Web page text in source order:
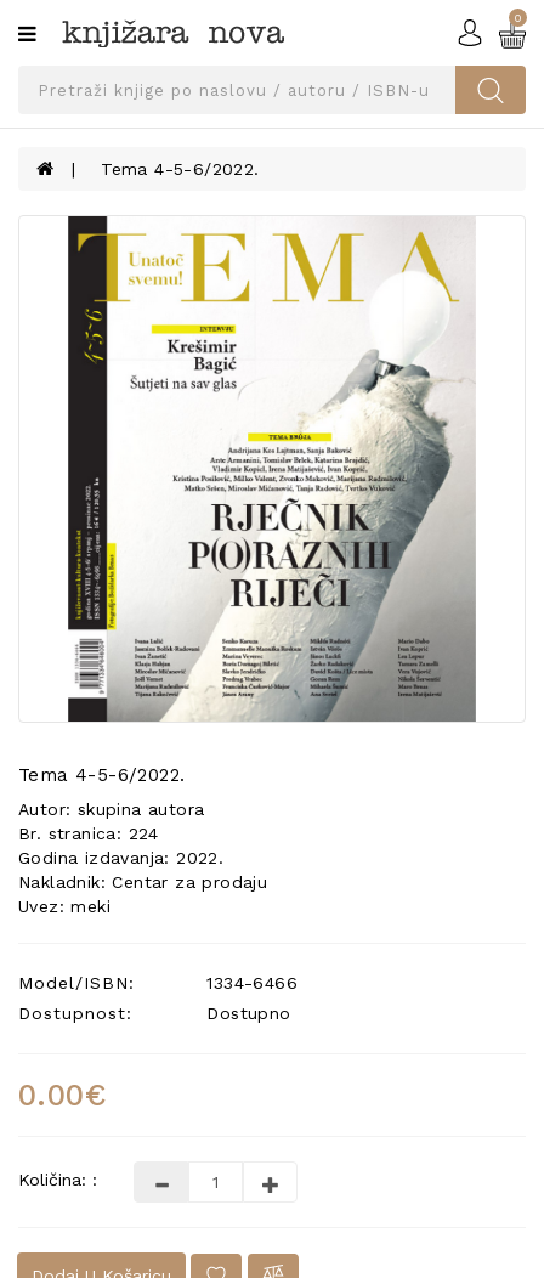
Kategorije
SVEUČILIŠNA
UDŽBENICI
KNJIGE
PRIBOR
OPREMA
KONTAKT
POSEBNA
PONUDA
0
Tema 4-5-6/2022.
Tema 4-5-6/2022.
Autor: skupina autora
Br. stranica: 224
Godina izdavanja: 2022.
Nakladnik: Centar za prodaju
Uvez: meki
Model/ISBN:
1334-6466
Dostupnost:
Dostupno
0.00€
Količina: :